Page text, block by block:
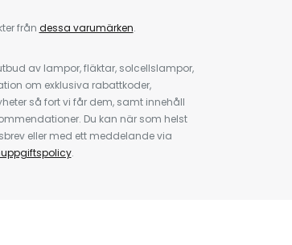
från dessa varumärken.
av lampor, fläktar, solcellslampor,
om exklusiva rabattkoder,
så fort vi får dem, samt innehåll
Du kan när som helst
eller med ett meddelande via
.